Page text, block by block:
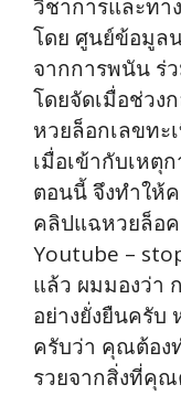
วิชาการและทา
โดย ศูนย์ข้อมูล
จากก­ารพนัน ร่
โดยจัดเมื่อช่วง
หวยล็อกเลขทะ
เมื่อเข้ากับเหตุ
ตอนนี้ จึงทำให้
คลิปแฉหวยล็อ
Youtube –
แล้ว ผมมองว่า
อย่างยั่งยืนครั
ครับว่า คุณต้อง
รวยจากสิ่งที่คุ